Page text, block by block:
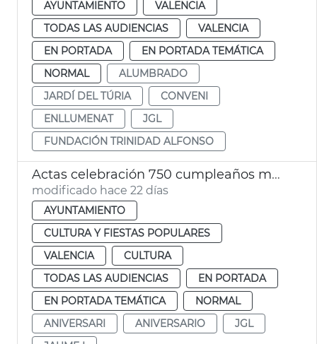
AYUNTAMIENTO
VALENCIA
TODAS LAS AUDIENCIAS
VALENCIA
EN PORTADA
EN PORTADA TEMÁTICA
NORMAL
ALUMBRADO
JARDÍ DEL TÚRIA
CONVENI
ENLLUMENAT
JGL
FUNDACIÓN TRINIDAD ALFONSO
Actas celebración 750 cumpleaños muerto Jaime I València
modificado hace 22 días
AYUNTAMIENTO
CULTURA Y FIESTAS POPULARES
VALENCIA
CULTURA
TODAS LAS AUDIENCIAS
EN PORTADA
EN PORTADA TEMÁTICA
NORMAL
ANIVERSARI
ANIVERSARIO
JGL